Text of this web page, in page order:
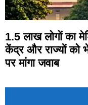
1.5 लाख लोगों का
केंद्र और राज्यों को
पर मांगा जवाब